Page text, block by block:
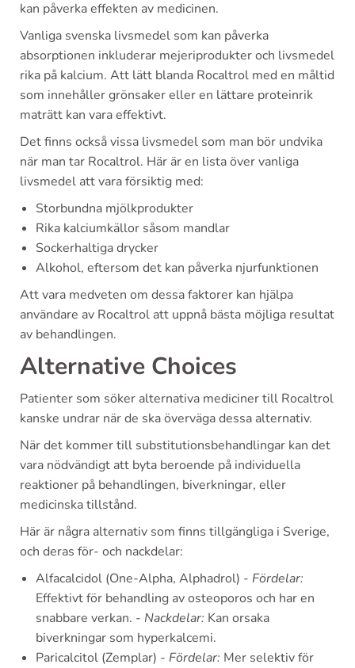
kan påverka effekten av medicinen.
Vanliga svenska livsmedel som kan påverka
absorptionen inkluderar mejeriprodukter och livsmedel
rika på kalcium. Att lätt blanda Rocaltrol med en måltid
som innehåller grönsaker eller en lättare proteinrik
maträtt kan vara effektivt.
Det finns också vissa livsmedel som man bör undvika
när man tar Rocaltrol. Här är en lista över vanliga
livsmedel att vara försiktig med:
Storbundna mjölkprodukter
Rika kalciumkällor såsom mandlar
Sockerhaltiga drycker
Alkohol, eftersom det kan påverka njurfunktionen
Att vara medveten om dessa faktorer kan hjälpa
användare av Rocaltrol att uppnå bästa möjliga resultat
av behandlingen.
Alternative Choices
Patienter som söker alternativa mediciner till Rocaltrol
kanske undrar när de ska överväga dessa alternativ.
När det kommer till substitutionsbehandlingar kan det
vara nödvändigt att byta beroende på individuella
reaktioner på behandlingen, biverkningar, eller
medicinska tillstånd.
Här är några alternativ som finns tillgängliga i Sverige,
och deras för- och nackdelar:
Alfacalcidol (One-Alpha, Alphadrol) - Fördelar:
Effektivt för behandling av osteoporos och har en
snabbare verkan. - Nackdelar: Kan orsaka
biverkningar som hyperkalcemi.
Paricalcitol (Zemplar) - Fördelar: Mer selektiv för